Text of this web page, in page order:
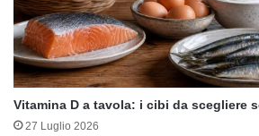
Vitamina D a tavola: i cibi da scegliere
27 Luglio 2026